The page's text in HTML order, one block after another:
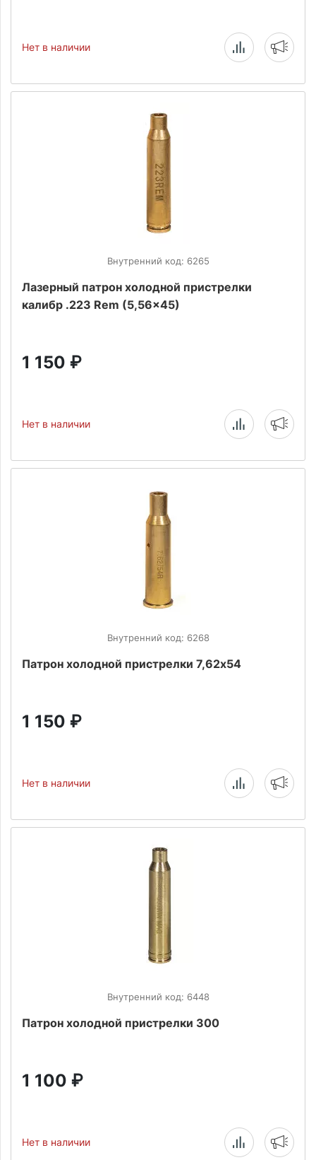
Нет в наличии
Внутренний код: 6265
Лазерный патрон холодной пристрелки
калибр .223 Rem (5,56x45)
1 150 ₽
Нет в наличии
Внутренний код: 6268
Патрон холодной пристрелки 7,62х54
1 150 ₽
Нет в наличии
Внутренний код: 6448
Патрон холодной пристрелки 300
1 100 ₽
Нет в наличии